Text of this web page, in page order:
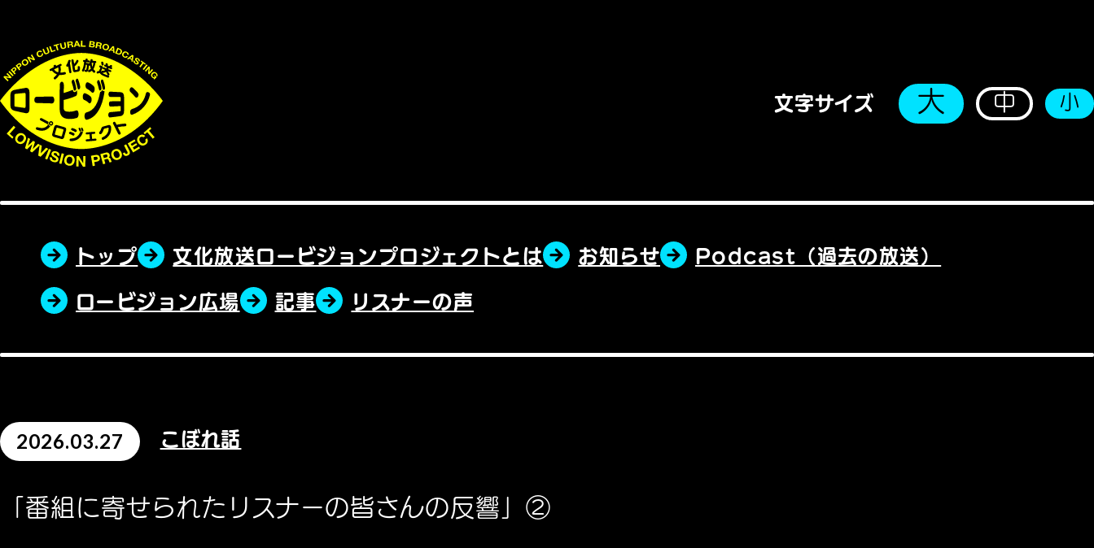
文字サイズ 大 中 小
トップ 文化放送ロービジョンプロジェクトとは お知らせ Podcast（過去の放送）
ロービジョン広場 記事 リスナーの声
2026.03.27 こぼれ話
「番組に寄せられたリスナーの皆さんの反響」②